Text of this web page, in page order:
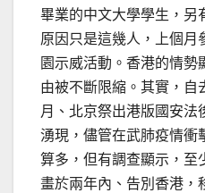
畢業的中文大學學生，另
原因只是這幾人，上個月
園示威活動。香港的情勢
由被不斷限縮。其實，自
月、北京祭出港版國安
湧現，儘管在武肺疫情衝
算多，但有調查顯示，
畫於兩年內、告別香港，